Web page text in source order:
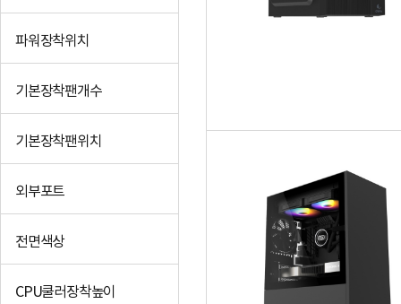
파워장착위치
기본장착팬개수
기본장착팬위치
외부포트
전면색상
CPU쿨러장착높이